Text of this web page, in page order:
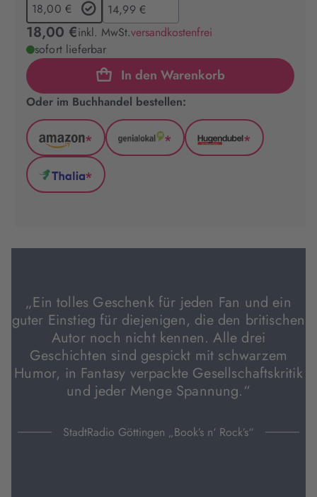
18,00 €
14,99 €
18,00 €inkl. MwSt.versandkostenfrei
sofort lieferbar
In den Warenkorb
Oder im Buchhandel bestellen:
Amazon
(wird
in
neuem
*
GenialLokal
*
Hugendubel
*
Thalia
Tab
*
„Ein tolles Geschenk für jeden Fan und ein
guter Einstieg für diejenigen, die den britischen
Autor noch nicht kennen. Alle drei
Geschichten sind gespickt mit schwarzem
Humor, in Fantasy verpackte Gesellschaftskritik
und jeder Menge Spannung.“
StadtRadio Göttingen „Book’s n‘ Rock’s“